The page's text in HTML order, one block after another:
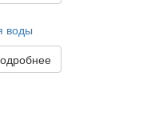
воды